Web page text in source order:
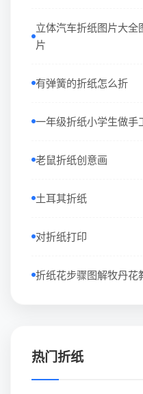
立体汽车折纸图片大全
片
有弹簧的折纸怎么折
一年级折纸小学生做手
老鼠折纸创意画
土耳其折纸
对折纸打印
折纸花步骤图解牧丹花
热门折纸